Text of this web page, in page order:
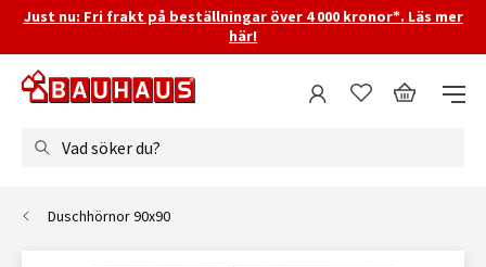
Just nu: Fri frakt på beställningar över 4 000 kronor*. Läs mer
här!
Vad söker du?
Duschhörnor 90x90